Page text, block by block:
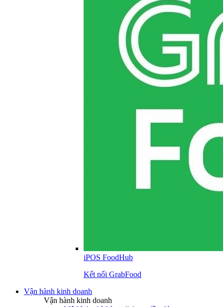
iPOS FoodHub
Kết nối GrabFood
Vận hành kinh doanh
Vận hành kinh doanh